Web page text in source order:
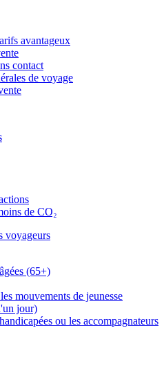
avantageux
contact
de voyage
de CO₂
voyageurs
(65+)
mouvements de jeunesse
jour)
ou les accompagnateurs